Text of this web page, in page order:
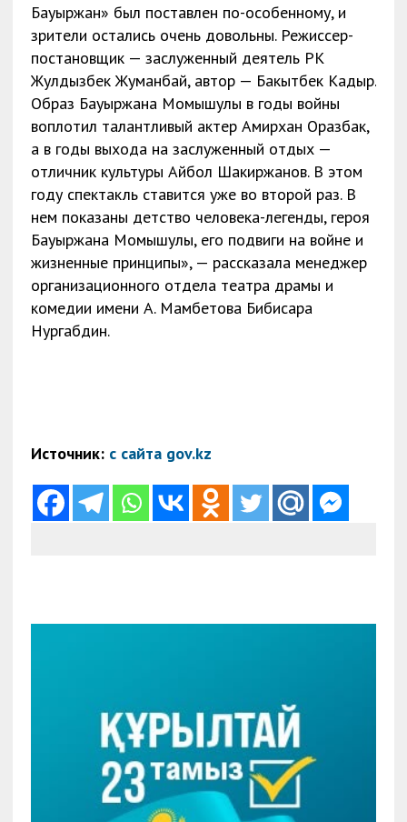
Бауыржан» был поставлен по-особенному, и
зрители остались очень довольны. Режиссер-
постановщик — заслуженный деятель РК
Жулдызбек Жуманбай, автор — Бакытбек Кадыр.
Образ Бауыржана Момышулы в годы войны
воплотил талантливый актер Амирхан Оразбак,
а в годы выхода на заслуженный отдых —
отличник культуры Айбол Шакиржанов. В этом
году спектакль ставится уже во второй раз. В
нем показаны детство человека-легенды, героя
Бауыржана Момышулы, его подвиги на войне и
жизненные принципы», — рассказала менеджер
организационного отдела театра драмы и
комедии имени А. Мамбетова Бибисара
Нургабдин.
Источник: с сайта gov.kz